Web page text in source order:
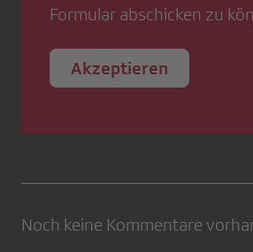
Formular abschicken zu
Akzeptieren
Noch keine Kommentare